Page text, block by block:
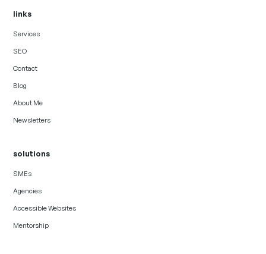
links
Services
SEO
Contact
Blog
About Me
Newsletters
solutions
SMEs
Agencies
Accessible Websites
Mentorship